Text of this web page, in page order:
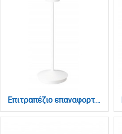
Επιτραπέζιο επαναφορτιζόμενο φωτιστικό 3CCT σε λεύκη απόχρωση (3068-white)